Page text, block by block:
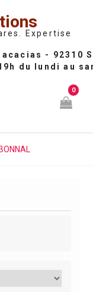
Expertise
0
BONNAL